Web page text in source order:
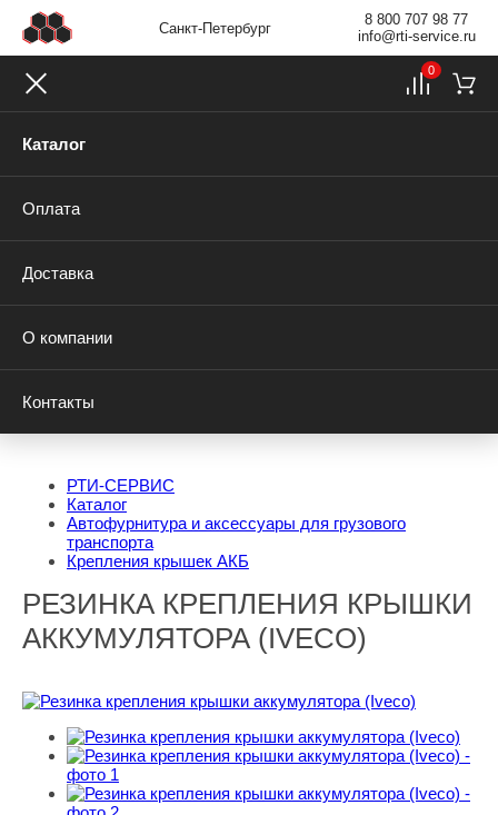
Санкт-Петербург
8 800 707 98 77
info@rti-service.ru
Каталог
Оплата
Доставка
О компании
Контакты
0
РТИ-СЕРВИС
Каталог
Автофурнитура и аксессуары для грузового
транспорта
Крепления крышек АКБ
РЕЗИНКА КРЕПЛЕНИЯ КРЫШКИ
АККУМУЛЯТОРА (IVECO)